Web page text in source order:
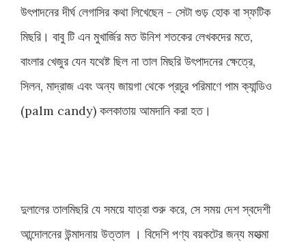
উৎপাদনের দীর্ঘ লেগাসির কথা লিখেছেন - সেটা গুড় হোক বা স্ফটিক
মিছরি। বাবু টি এন মুখার্জির মত উনিশ শতকের লেখকদের মতে,
বাংলার খেজুর যেন যথেষ্ট ছিল না তাল মিছরি উৎপাদনের ক্ষেত্রে,
সিলন, মাদ্রাজ এবং অন্য জায়গা থেকে প্রচুর পরিমাণে পাম ক্যান্ডিও
(palm candy) কলকাতায় আমদানি করা হত।
দুলালের তালমিছরি যে সময়ে যাত্রা শুরু করে, সে সময় দেশ স্বদেশী
আন্দোলনের উন্মাদনায় উত্তাল । বিদেশি পণ্য বয়কটের জন্য মহাত্মা